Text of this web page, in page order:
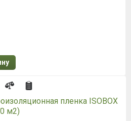
пленка ISOBOX
м2)